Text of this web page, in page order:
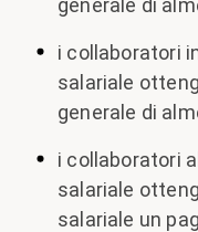
generale di
i collaboratori
salariale
generale di
i collaboratori
salariale
salariale un